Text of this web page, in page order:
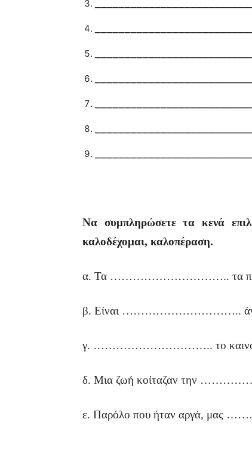
Να συμπληρώσετε τα κενά
καλοδέχομαι, καλοπέραση.
α. Τα ………………………….. τα παιδιά
β. Είναι …………………………..
γ. ………………………….. το
δ. Μια ζωή κοίταζαν την
ε. Παρόλο που ήταν αργά,